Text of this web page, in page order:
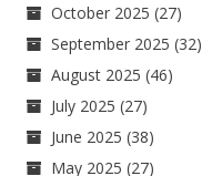
October 2025 (27)
September 2025 (32)
August 2025 (46)
July 2025 (27)
June 2025 (38)
May 2025 (27)